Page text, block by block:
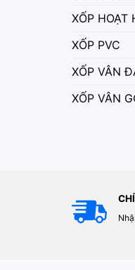
XỐP HOẠT
XỐP PVC
XỐP VÂN
XỐP VÂN